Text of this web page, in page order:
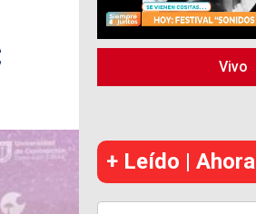
Vivo
+ Leído | Ahora